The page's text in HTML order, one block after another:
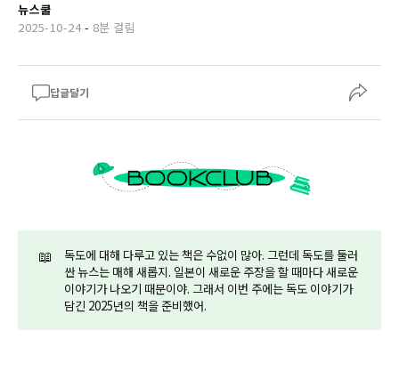
뉴스쿨
2025-10-24- 8분 걸림
답글달기
📖
독도에 대해 다루고 있는 책은 수없이 많아. 그런데 독도를 둘러
싼 뉴스는 매해 새롭지. 일본이 새로운 주장을 할 때마다 새로운
이야기가 나오기 때문이야. 그래서 이번 주에는 독도 이야기가
담긴 2025년의 책을 준비했어.